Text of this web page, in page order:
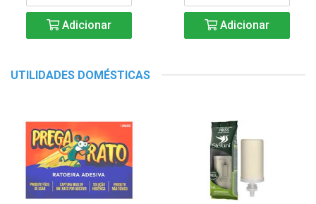
Adicionar Adicionar
UTILIDADES DOMÉSTICAS